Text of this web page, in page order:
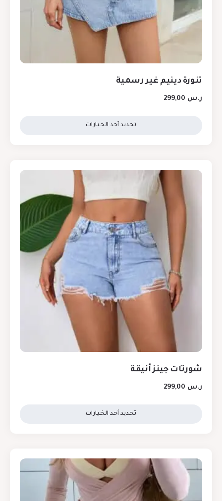
تنورة دينيم غير رسمية
ر.س
تحديد أحد الخيارات
شورتات جينز أنيقة
ر.س
تحديد أحد الخيارات